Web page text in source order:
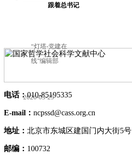
跟着总书记学古语中的政绩观
“灯塔-党建在
线"编辑部
2026-03-25
电话：010-85195335
E-mail： ncpssd@cass.org.cn
地址： 北京市东城区建国门内大街5号
邮编： 100732